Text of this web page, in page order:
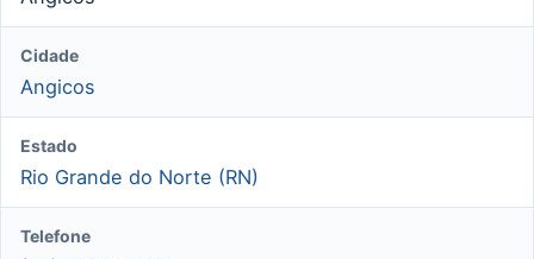
Cidade
Angicos
Estado
Rio Grande do Norte (RN)
Telefone